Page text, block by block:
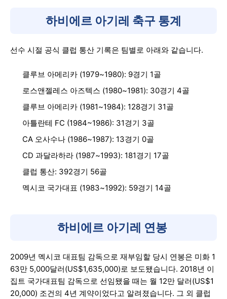
하비에르 아기레 축구 통계
선수 시절 공식 클럽 통산 기록은 팀별로 아래와 같습니다.
클루브 아메리카 (1979~1980): 9경기 1골
로스앤젤레스 아즈텍스 (1980~1981): 30경기 4골
클루브 아메리카 (1981~1984): 128경기 31골
아틀란테 FC (1984~1986): 31경기 3골
CA 오사수나 (1986~1987): 13경기 0골
CD 과달라하라 (1987~1993): 181경기 17골
클럽 통산: 392경기 56골
멕시코 국가대표 (1983~1992): 59경기 14골
하비에르 아기레 연봉
2009년 멕시코 대표팀 감독으로 재부임할 당시 연봉은 미화 1
63만 5,000달러(US$1,635,000)로 보도됐습니다. 2018년 이
집트 국가대표팀 감독으로 선임됐을 때는 월 12만 달러(US$1
20,000) 조건의 4년 계약이었다고 알려졌습니다. 그 외 클럽